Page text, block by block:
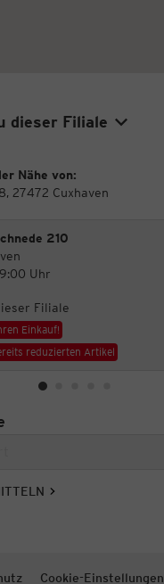
dieser Filiale
Nähe von:
27472 Cuxhaven
210
Uhr
Filiale
Einkauf!
reduzierten Artikel
Cookie-Einstellungen